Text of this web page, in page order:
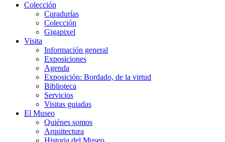
Colección
Curadurías
Colección
Gigapixel
Visita
Información general
Exposiciones
Agenda
Exposición: Bordado, de la virtud
Biblioteca
Servicios
Visitas guiadas
El Museo
Quiénes somos
Arquitectura
Historia del Museo